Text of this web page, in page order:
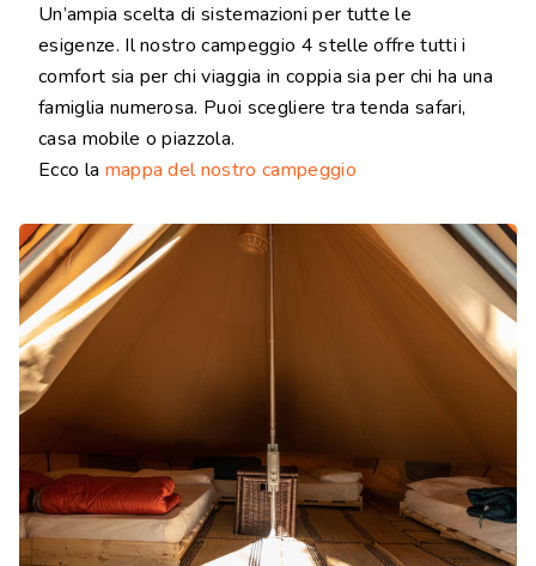
Cicloturismo
Nei dintorni
Scoprire la Toscana
Lavora con noi
Un’ampia scelta di sistemazioni per tutte le
esigenze. Il nostro campeggio 4 stelle offre tutti i
comfort sia per chi viaggia in coppia sia per chi ha una
famiglia numerosa. Puoi scegliere tra tenda safari,
casa mobile o piazzola.
Ecco la mappa del nostro campeggio